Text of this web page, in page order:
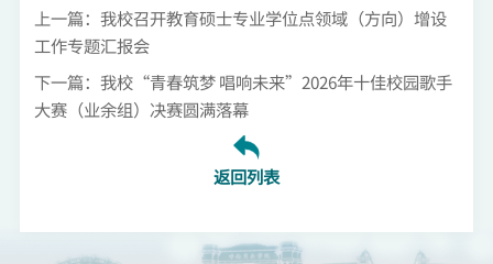
上一篇：我校召开教育硕士专业学位点领域（方向）增设
工作专题汇报会
下一篇：我校“青春筑梦 唱响未来”2026年十佳校园歌手
大赛（业余组）决赛圆满落幕
返回列表